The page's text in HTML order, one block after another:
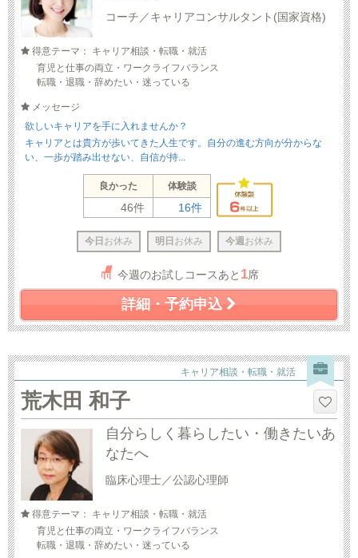
コーチ／キャリアコンサルタント(国家資格)
得意テーマ： キャリア相談・転職・就活
育児と仕事の両立・ワークライフバランス
転職・退職・辞めたい・迷っている
メッセージ
欲しいキャリアを手に入れませんか？
キャリアとは貴方が歩いてきた人生です。自分の進む方向が分からな
い、一歩が踏み出せない、自信が持...
良かった 体験談
46件 16件
今日 お休み 明日 お休み 今週 お休み
今週のお試しコースあと 1席
詳細・予約申込
キャリア相談・転職・就活
荒木田 和子
自分らしく暮らしたい・働きたいあ
なたへ
臨床心理士／公認心理師
得意テーマ： キャリア相談・転職・就活
育児と仕事の両立・ワークライフバランス
転職・退職・辞めたい・迷っている